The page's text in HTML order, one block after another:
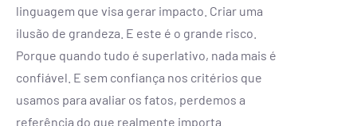
linguagem que visa gerar impacto. Criar uma
ilusão de grandeza. E este é o grande risco.
Porque quando tudo é superlativo, nada mais é
confiável. E sem confiança nos critérios que
usamos para avaliar os fatos, perdemos a
referência do que realmente importa.